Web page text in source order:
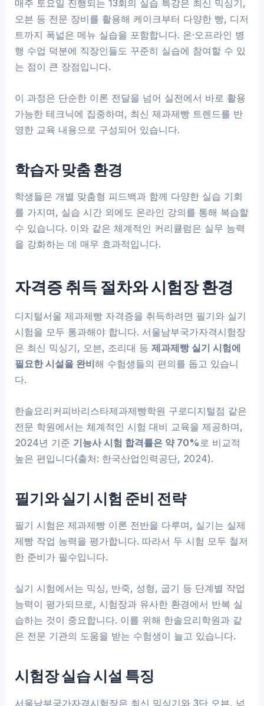
매주 토요일 진행되는 13회의 실습 특강은 최신 믹싱기,
오븐 등 전문 장비를 활용해 케이크부터 다양한 빵, 디저
트까지 폭넓은 메뉴 실습을 포함합니다. 온·오프라인 병
행 수업 덕분에 직장인들도 꾸준히 실습에 참여할 수 있
는 점이 큰 장점입니다.
이 과정은 단순한 이론 전달을 넘어 실전에서 바로 활용
가능한 테크닉에 집중하며, 최신 제과제빵 트렌드를 반
영한 교육 내용으로 구성되어 있습니다.
학습자 맞춤 환경
학생들은 개별 맞춤형 피드백과 함께 다양한 실습 기회
를 가지며, 실습 시간 외에도 온라인 강의를 통해 복습할
수 있습니다. 이와 같은 체계적인 커리큘럼은 실무 능력
을 강화하는 데 매우 효과적입니다.
자격증 취득 절차와 시험장 환경
디지털서울 제과제빵 자격증을 취득하려면 필기와 실기
시험을 모두 통과해야 합니다. 서울남부국가자격시험장
은 최신 믹싱기, 오븐, 조리대 등제과제빵 실기 시험에
필요한 시설을 완비해 수험생들의 편의를 돕고 있습니
다.
한솔요리커피바리스타제과제빵학원 구로디지털점 같은
전문 학원에서는 체계적인 시험 대비 교육을 제공하며,
2024년 기준 기능사 시험 합격률은 약 70% 로 비교적
높은 편입니다(출처: 한국산업인력공단, 2024).
필기와 실기 시험 준비 전략
필기 시험은 제과제빵 이론 전반을 다루며, 실기는 실제
제빵 작업 능력을 평가합니다. 따라서 두 시험 모두 철저
한 준비가 필수입니다.
실기 시험에서는 믹싱, 반죽, 성형, 굽기 등 단계별 작업
능력이 평가되므로, 시험장과 유사한 환경에서 반복 실
습하는 것이 중요합니다. 이를 위해 한솔요리학원과 같
은 전문 기관의 도움을 받는 수험생이 늘고 있습니다.
시험장 실습 시설 특징
서울남부국가자격시험장은 최신 믹싱기와 3단 오븐, 넓